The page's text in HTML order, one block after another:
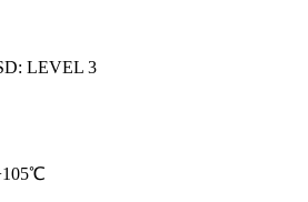
LEVEL 3